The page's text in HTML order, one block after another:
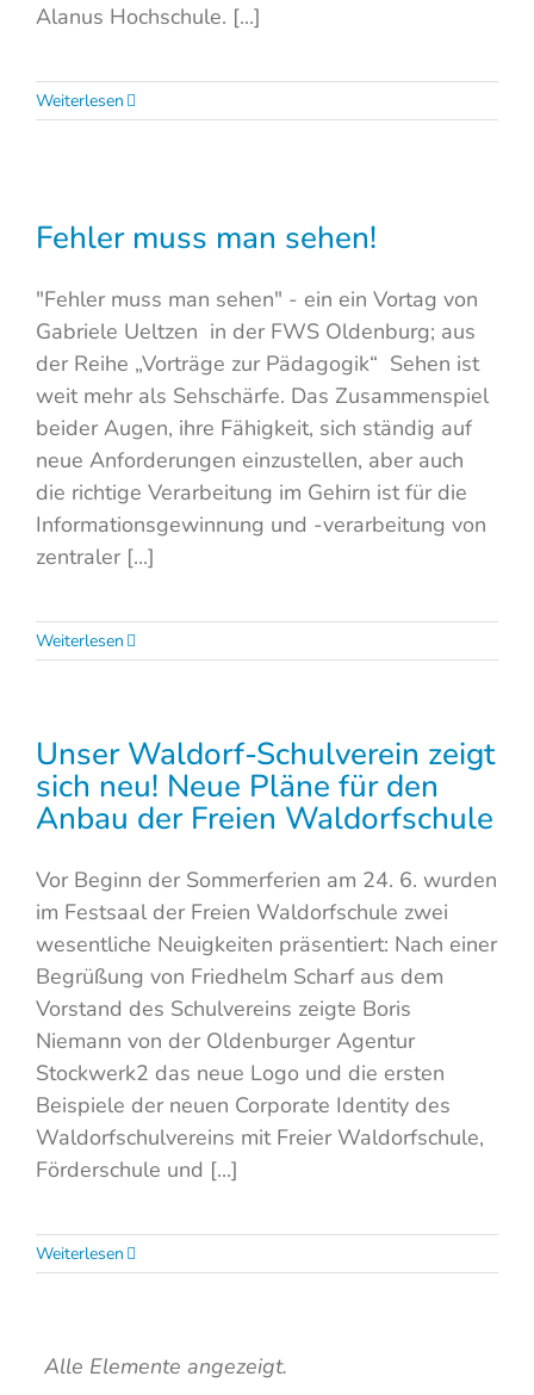
Alanus Hochschule. [...]
Weiterlesen
Fehler muss man sehen!
"Fehler muss man sehen" - ein ein Vortag von
Gabriele Ueltzen in der FWS Oldenburg; aus
der Reihe „Vorträge zur Pädagogik“ Sehen ist
weit mehr als Sehschärfe. Das Zusammenspiel
beider Augen, ihre Fähigkeit, sich ständig auf
neue Anforderungen einzustellen, aber auch
die richtige Verarbeitung im Gehirn ist für die
Informationsgewinnung und -verarbeitung von
zentraler [...]
Weiterlesen
Unser Waldorf-Schulverein zeigt
sich neu! Neue Pläne für den
Anbau der Freien Waldorfschule
Vor Beginn der Sommerferien am 24. 6. wurden
im Festsaal der Freien Waldorfschule zwei
wesentliche Neuigkeiten präsentiert: Nach einer
Begrüßung von Friedhelm Scharf aus dem
Vorstand des Schulvereins zeigte Boris
Niemann von der Oldenburger Agentur
Stockwerk2 das neue Logo und die ersten
Beispiele der neuen Corporate Identity des
Waldorfschulvereins mit Freier Waldorfschule,
Förderschule und [...]
Weiterlesen
Alle Elemente angezeigt.